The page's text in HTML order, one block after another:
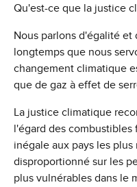
Qu'est-ce que la justice
Nous parlons d'égalité et
longtemps que nous
changement climatique
que de gaz à effet de
La justice climatique
l'égard des
inégale aux pays les
disproportionné sur les
plus vulnérables dans le